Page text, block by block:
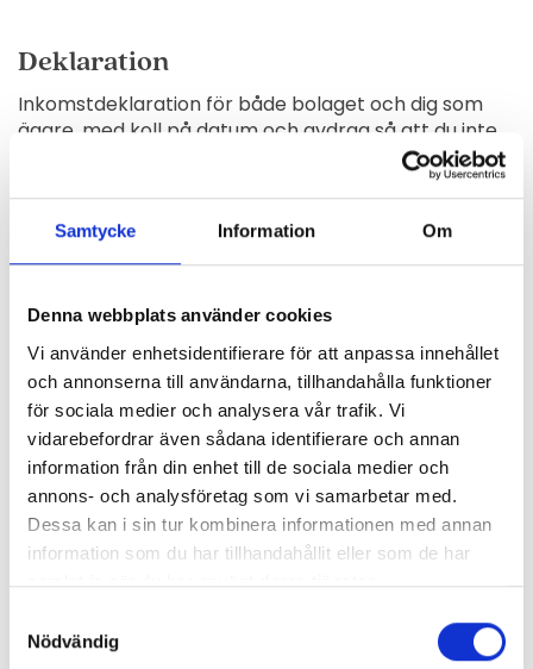
Samtycke Information Om
Denna webbplats använder cookies
Vi använder enhetsidentifierare för att anpassa innehållet
och annonserna till användarna, tillhandahålla funktioner
för sociala medier och analysera vår trafik. Vi
vidarebefordrar även sådana identifierare och annan
information från din enhet till de sociala medier och
annons- och analysföretag som vi samarbetar med.
Dessa kan i sin tur kombinera informationen med annan
information som du har tillhandahållit eller som de har
samlat in när du har använt deras tjänster.
Nödvändig
Deklaration
Inkomstdeklaration för både bolaget och dig som
ägare, med koll på datum och avdrag så att du inte
Lön och rådgivning
ett beslut finns vi där också, som en naturlig del av
samarbetet.
Varför välja en auktoriserad redovisningsbyrå?
Auktoriserade konsulter
Vi arbetar efter Srf konsulternas standard Reko och
Vi fångar fel i tid